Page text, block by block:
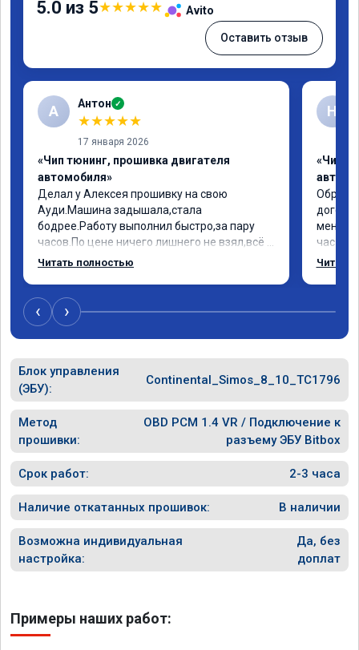
5.0 из 5★★★★★ Avito
Оставить отзыв
А Антон ✓
★★★★★
17 января 2026
«Чип тюнинг, прошивка двигателя
автомобиля»
Делал у Алексея прошивку на свою
Ауди.Машина задышала,стала
бодрее.Работу выполнил быстро,за пару
часов.По цене ничего лишнего не взял,всё
как договаривались заранее.После работы
случае поломки авто.Однозначно
рекомендую Алексея как грамотного
специалиста!
Читать полностью
Н
«Чип
меня
час
Арман
Читать
‹ ›
Блок управления
(ЭБУ):
Continental_Simos_8_10_TC1796
Метод
прошивки:
OBD PCM 1.4 VR / Подключение к
разъему ЭБУ Bitbox
Срок работ: 2-3 часа
Наличие откатанных прошивок: В наличии
Возможна индивидуальная
настройка:
Да, без
доплат
Примеры наших работ: